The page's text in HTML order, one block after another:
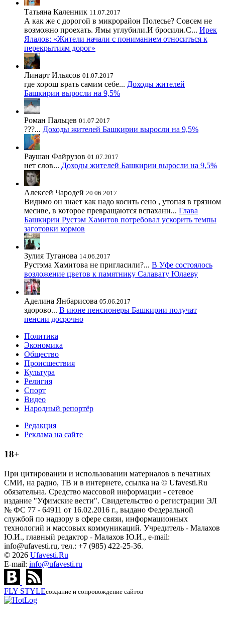
Татьяна Каленник 11.07.2017
А как же с дорогой в микрорайон Полесье? Совсем не
возможно проехать. Ямы углубили.И бросили.С... Ирек
Ялалов: «Жители начали с пониманием относиться к
перекрытиям дорог»
Линарт Ильясов 01.07.2017
где хорош врать самим себе... Доходы жителей
Башкирии выросли на 9,5%
Роман Пальцев 01.07.2017
???... Доходы жителей Башкирии выросли на 9,5%
Раушан Файрузов 01.07.2017
нет слов... Доходы жителей Башкирии выросли на 9,5%
Алексей Чародей 20.06.2017
Видимо он знает как надо косить сено , утопая в грязном
месиве, в которое превращаются вспаханн... Глава
Башкирии Рустэм Хамитов потребовал ускорить темпы
заготовки кормов
Зулия Туганова 14.06.2017
Рустэма Хамитова не пригласили?... В Уфе состоялось
возложение цветов к памятнику Салавату Юлаеву
Аделина Янбарисова 05.06.2017
здорово... В июне пенсионеры Башкирии получат
пенсии досрочно
Политика
Экономика
Общество
Происшествия
Культура
Религия
Спорт
Видео
Народный репортёр
Редакция
Реклама на сайте
18+
При цитировании и использовании материалов в печатных
СМИ, на радио, ТВ и в интернете, ссылка на © Ufavesti.Ru
обязательна. Средство массовой информации - сетевое
издание "Уфимские вести". Свидетельство о регистрации ЭЛ
№ ФС 77 - 64911 от 16.02.2016 г., выдано Федеральной
службой по надзору в сфере связи, информационных
технологий и массовых коммуникаций. Учредитель - Малахов
Ю.И., главный редактор - Малахов Ю.И., e-mail:
info@ufavesti.ru, тел.: +7 (985) 422-25-36.
© 2026 Ufavesti.Ru
E-mail: info@ufavesti.ru
FLY STYLEсоздание и сопровождение сайтов